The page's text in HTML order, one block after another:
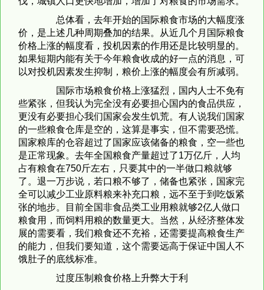
总体看，去年开始的国际粮食市场的大幅度涨
价，是上述几种周期叠加的结果。从近几个月国际粮食
价格上涨的幅度看，投机因素的作用还是比较明显的。
如果短期内能有关于今年粮食收成的好一点的消息，可
以对投机因素发生抑制，粮价上涨的幅度会有所减弱。
国际市场粮食价格上涨猛烈，国内人士不免有
些紧张，但我认为完全没有必要担心国内的食品供应，
更没有必要担心我们国家会发生饥荒。有人说我们国家
的一些粮食仓库是空的，这算是事实，但不需要恐慌。
国家粮库的仓容超过了国家应该储备的粮食，空一些也
是正常现象。去年全国粮食产量超过了1万亿斤，人均
占有粮食在750斤左右，只要其中的一半做口粮就够
了。退一万步说，若口粮不够了，储备也紧张，国家完
全可以减少工业原料粮来补充口粮，远不至于到吃饭紧
张的地步。目前全国非食品类工业用粮就够2亿人做口
粮食用，而饲料用粮的数量更大。当然，从经济整体发
展的需要看，我们粮食还不充裕，还需要提高粮食生产
的能力，但我们要知道，这个需要远高于保证中国人不
饿肚子的底线标准。
过度压制粮食价格上升弊大于利